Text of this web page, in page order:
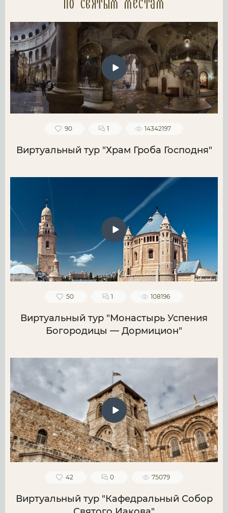
по святым местам
90 1 14342197
Виртуальный тур "Храм Гроба Господня"
50 1 108196
Виртуальный тур "Монастырь Успения
Богородицы — Дормицион"
42 0 75079
Виртуальный тур "Кафедральный Собор